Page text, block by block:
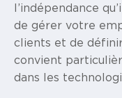
l’indépendance
de gérer votre
clients et de
convient
dans les